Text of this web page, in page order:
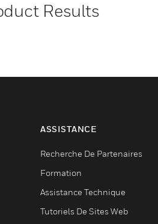
Results
ASSISTANCE
Recherche De Partenaires
Formation
Assistance Technique
Tutoriels De Sites Web